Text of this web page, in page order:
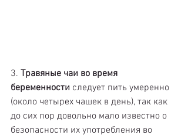
3. Травяные чаи во время
беременности следует пить умеренно
(около четырех чашек в день), так как
до сих пор довольно мало известно о
безопасности их употребления во